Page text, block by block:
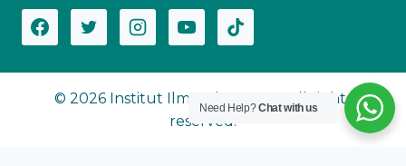
© 2026 Institut Ilmu Al-Qur'an - All rights
reserved.
Need Help?Chat with us